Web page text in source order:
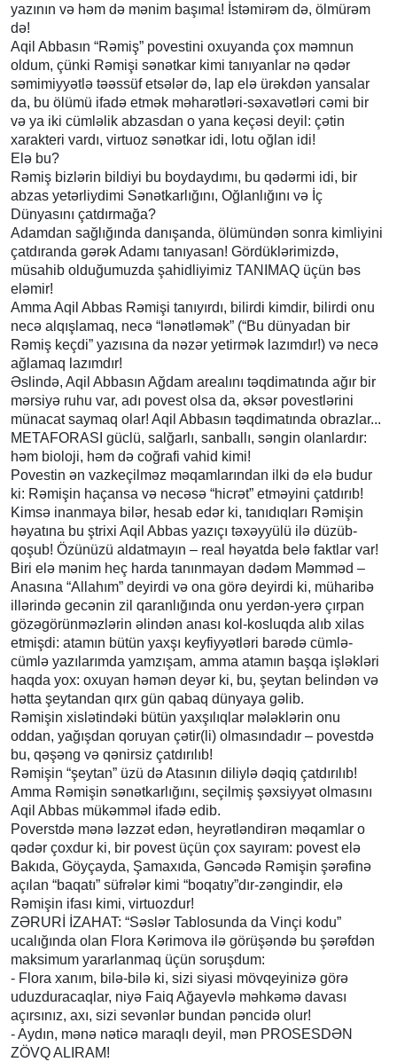
yazının və həm də mənim başıma! İstəmirəm də, ölmürəm
də!
Aqil Abbasın “Rəmiş” povestini oxuyanda çox məmnun
oldum, çünki Rəmişi sənətkar kimi tanıyanlar nə qədər
səmimiyyətlə təəssüf etsələr də, lap elə ürəkdən yansalar
da, bu ölümü ifadə etmək məharətləri-səxavətləri cəmi bir
və ya iki cümləlik abzasdan o yana keçəsi deyil: çətin
xarakteri vardı, virtuoz sənətkar idi, lotu oğlan idi!
Elə bu?
Rəmiş bizlərin bildiyi bu boydaydımı, bu qədərmi idi, bir
abzas yetərliydimi Sənətkarlığını, Oğlanlığını və İç
Dünyasını çatdırmağa?
Adamdan sağlığında danışanda, ölümündən sonra kimliyini
çatdıranda gərək Adamı tanıyasan! Gördüklərimizdə,
müsahib olduğumuzda şahidliyimiz TANIMAQ üçün bəs
eləmir!
Amma Aqil Abbas Rəmişi tanıyırdı, bilirdi kimdir, bilirdi onu
necə alqışlamaq, necə “lənətləmək” (“Bu dünyadan bir
Rəmiş keçdi” yazısına da nəzər yetirmək lazımdır!) və necə
ağlamaq lazımdır!
Əslində, Aqil Abbasın Ağdam arealını təqdimatında ağır bir
mərsiyə ruhu var, adı povest olsa da, əksər povestlərini
münacat saymaq olar! Aqil Abbasın təqdimatında obrazlar...
METAFORASI güclü, salğarlı, sanballı, səngin olanlardır:
həm bioloji, həm də coğrafi vahid kimi!
Povestin ən vazkeçilməz məqamlarından ilki də elə budur
ki: Rəmişin haçansa və necəsə “hicrət” etməyini çatdırıb!
Kimsə inanmaya bilər, hesab edər ki, tanıdıqları Rəmişin
həyatına bu ştrixi Aqil Abbas yazıçı təxəyyülü ilə düzüb-
qoşub! Özünüzü aldatmayın – real həyatda belə faktlar var!
Biri elə mənim heç harda tanınmayan dədəm Məmməd –
Anasına “Allahım” deyirdi və ona görə deyirdi ki, müharibə
illərində gecənin zil qaranlığında onu yerdən-yerə çırpan
gözəgörünməzlərin əlindən anası kol-kosluqda alıb xilas
etmişdi: atamın bütün yaxşı keyfiyyətləri barədə cümlə-
cümlə yazılarımda yamzışam, amma atamın başqa işləkləri
haqda yox: oxuyan həmən deyər ki, bu, şeytan belindən və
hətta şeytandan qırx gün qabaq dünyaya gəlib.
Rəmişin xislətindəki bütün yaxşılıqlar mələklərin onu
oddan, yağışdan qoruyan çətir(li) olmasındadır – povestdə
bu, qəşəng və qənirsiz çatdırılıb!
Rəmişin “şeytan” üzü də Atasının diliylə dəqiq çatdırılıb!
Amma Rəmişin sənətkarlığını, seçilmiş şəxsiyyət olmasını
Aqil Abbas mükəmməl ifadə edib.
Poverstdə mənə ləzzət edən, heyrətləndirən məqamlar o
qədər çoxdur ki, bir povest üçün çox sayıram: povest elə
Bakıda, Göyçayda, Şamaxıda, Gəncədə Rəmişin şərəfinə
açılan “baqatı” süfrələr kimi “boqatıy”dır-zəngindir, elə
Rəmişin ifası kimi, virtuozdur!
ZƏRURİ İZAHAT: “Səslər Tablosunda da Vinçi kodu”
ucalığında olan Flora Kərimova ilə görüşəndə bu şərəfdən
maksimum yararlanmaq üçün soruşdum:
- Flora xanım, bilə-bilə ki, sizi siyasi mövqeyinizə görə
uduzduracaqlar, niyə Faiq Ağayevlə məhkəmə davası
açırsınız, axı, sizi sevənlər bundan pəncidə olur!
- Aydın, mənə nəticə maraqlı deyil, mən PROSESDƏN
ZÖVQ ALIRAM!